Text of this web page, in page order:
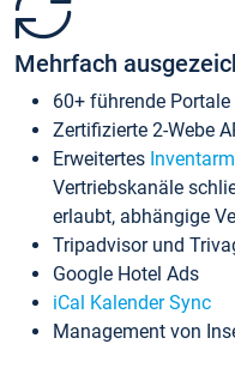
Mehrfach
60+ führende Portale
Zertifizierte 2-Webe
Erweitertes
Vertriebskanäle
erlaubt, abhängige
Tripadvisor und
Google Hotel Ads
iCal Kalender Sync
Management von